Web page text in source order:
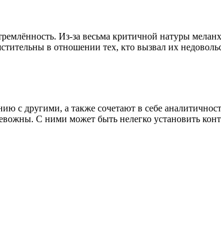
Из-за весьма критичной натуры
в отношении тех, кто вызвал их
с другими, а также сочетают в себе
С ними может быть нелегко установить